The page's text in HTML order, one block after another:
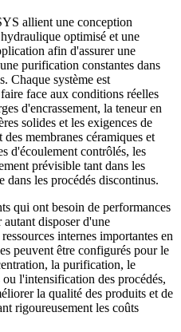
allient une conception
optimisé et une
afin d'assurer une
purification constantes dans
Chaque système est
face aux conditions réelles
d'encrassement, la teneur en
solides et les exigences de
membranes céramiques et
d'écoulement contrôlés, les
prévisible tant dans les
dans les procédés discontinus.
qui ont besoin de performances
autant disposer d'une
internes importantes en
peuvent être configurés pour le
la purification, le
l'intensification des procédés,
la qualité des produits et de
rigoureusement les coûts